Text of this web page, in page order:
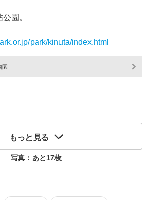
園。
park/kinuta/index.html
園
もっと見る
写真：あと17枚